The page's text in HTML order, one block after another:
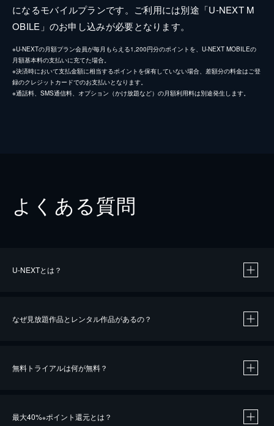
になるモバイルプランです。ご利用には別途「U-NEXT M
OBILE」のお申し込みが必要となります。
※U-NEXTの月額プラン会員が毎月もらえる1,200円分のポイントを、U-NEXT MOBILEの
月額基本料の支払いに充てた場合。
※決済時において支払金額に相当するポイントを保有していない場合、差額分の料金はご登
録のクレジットカードでのお支払いとなります。
※通話料、SMS通信料、オプション（かけ放題など）の月額利用料は別途発生します。
よくある質問
U-NEXTとは？
なぜ見放題作品とレンタル作品があるの？
無料トライアルは何が無料？
最大40%※ポイント還元とは？